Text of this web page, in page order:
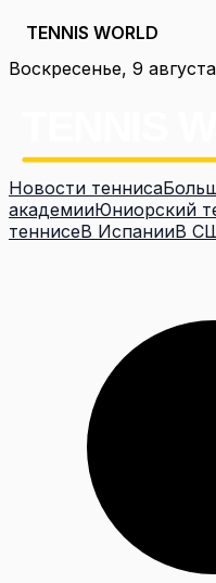
TENNIS WORLD
Перейти
Воскресенье, 9 августа
Новости тенниса
академииЮниорский
теннисеВ ИспанииВ